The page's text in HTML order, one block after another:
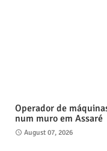
Operador de
num muro em Assaré
August 07, 2026